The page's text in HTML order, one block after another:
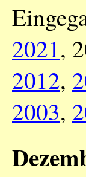
2021,
2012,
2003,